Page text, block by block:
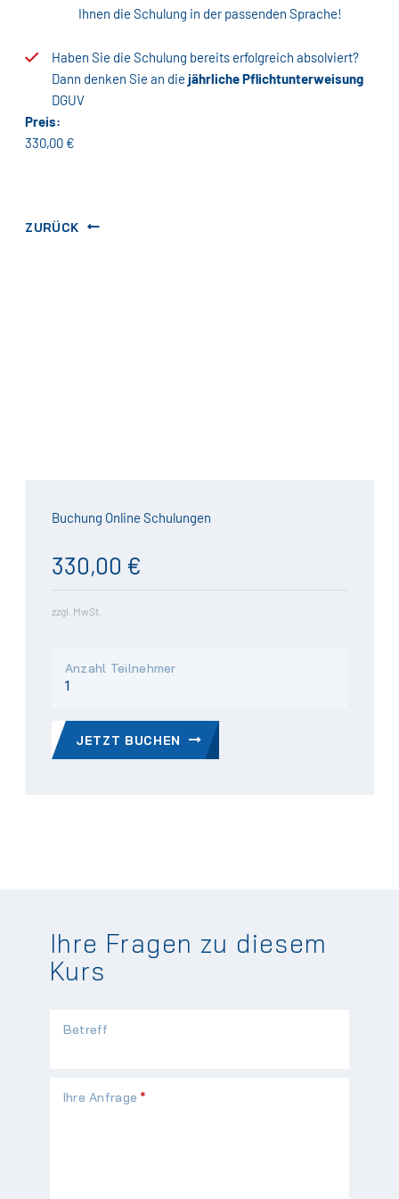
Ihnen die Schulung in der passenden Sprache!
Haben Sie die Schulung bereits erfolgreich absolviert?
Dann denken Sie an die jährliche Pflichtunterweisung
DGUV
Preis:
330,00 €
ZURÜCK
Buchung Online Schulungen
330,00 €
zzgl. MwSt.
Anzahl Teilnehmer
JETZT BUCHEN
Ihre Fragen zu diesem
Kurs
Betreff
Pflichtfeld
Ihre Anfrage *